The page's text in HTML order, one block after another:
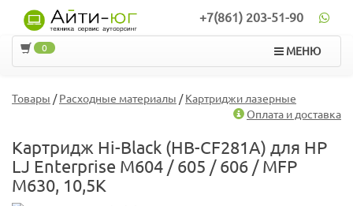
+7(861) 203-51-90
МЕНЮ
0
Товары /Расходные материалы /Картриджи лазерные
Оплата и доставка
Картридж Hi-Black (HB-CF281A) для HP
LJ Enterprise M604 / 605 / 606 / MFP
M630, 10,5K